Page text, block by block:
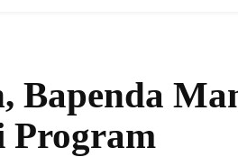
Bapenda
Program